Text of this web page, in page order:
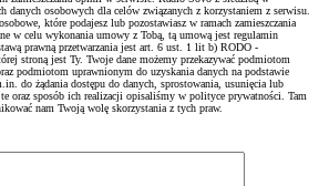
danych osobowych dla celów związanych z korzystaniem z serwisu.
które podajesz lub pozostawiasz w ramach zamieszczania
w celu wykonania umowy z Tobą, tą umową jest regulamin
prawną przetwarzania jest art. 6 ust. 1 lit b) RODO -
stroną jest Ty. Twoje dane możemy przekazywać podmiotom
podmiotom uprawnionym do uzyskania danych na podstawie
do żądania dostępu do danych, sprostowania, usunięcia lub
oraz sposób ich realizacji opisaliśmy w polityce prywatności. Tam
nam Twoją wolę skorzystania z tych praw.